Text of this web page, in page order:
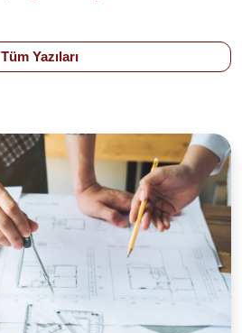
Tüm Yazıları